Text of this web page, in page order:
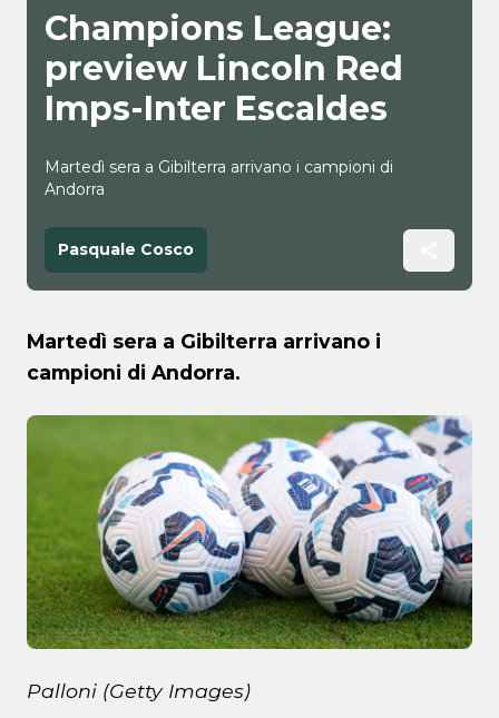
Champions League:
preview Lincoln Red
Imps-Inter Escaldes
Martedì sera a Gibilterra arrivano i campioni di
Andorra
Pasquale Cosco
Martedì sera a Gibilterra arrivano i
campioni di Andorra.
Palloni (Getty Images)